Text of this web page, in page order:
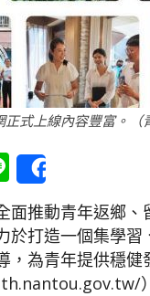
式上線內容豐富。（
Line
面推動青年返鄉、
於打造一個集學
，為青年提供穩